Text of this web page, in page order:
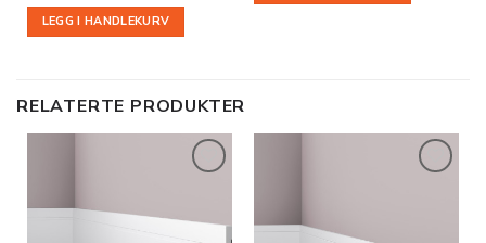
LEGG I HANDLEKURV
RELATERTE PRODUKTER
i